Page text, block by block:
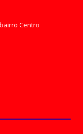
Centro